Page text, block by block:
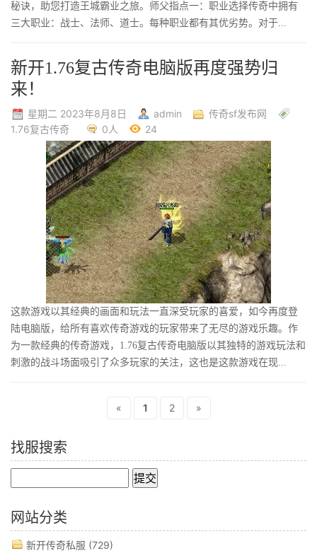
秘诀，助您打造王城霸业之旅。师父指点一：职业选择传奇中拥有
三大职业：战士、法师、道士。每种职业都有其优劣势。对于...
新开1.76复古传奇电脑版再度强势归
来！
星期二 2023年8月8日 admin
传奇sf发布网
1.76复古传奇
0人 24
这款游戏以其经典的画面和玩法一直深受玩家的喜爱，如今再度登
陆电脑版，给所有喜欢传奇游戏的玩家带来了无尽的游戏乐趣。作
为一款经典的传奇游戏，1.76复古传奇电脑版以其独特的游戏玩法和
刺激的战斗场面吸引了众多玩家的关注，这也是这款游戏在现...
« 1 2 »
找服搜索
网站分类
新开传奇私服 (729)